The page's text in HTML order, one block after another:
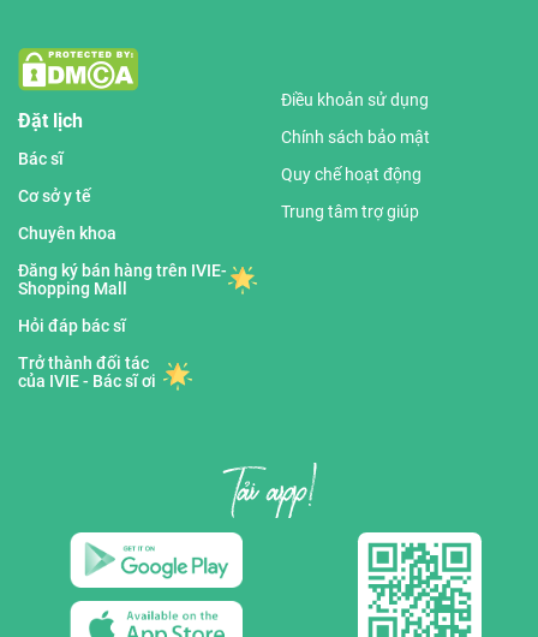
Đặt lịch
Bác sĩ
Cơ sở y tế
Chuyên khoa
Đăng ký bán hàng trên IVIE-
Shopping Mall
Hỏi đáp bác sĩ
Trở thành đối tác
của IVIE - Bác sĩ ơi
Điều khoản sử dụng
Chính sách bảo mật
Quy chế hoạt động
Trung tâm trợ giúp